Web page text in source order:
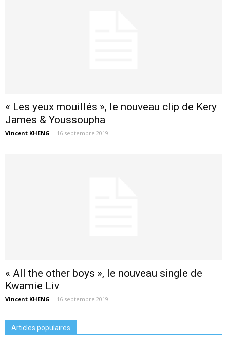
« Les yeux mouillés », le nouveau clip de Kery
James & Youssoupha
Vincent KHENG - 16 septembre 2019
« All the other boys », le nouveau single de
Kwamie Liv
Vincent KHENG - 16 septembre 2019
Articles populaires